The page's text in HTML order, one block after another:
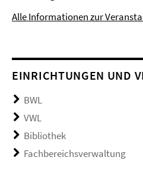
Alle Informationen zur
EINRICHTUNGEN UND
BWL
VWL
Bibliothek
Fachbereichsverwaltung